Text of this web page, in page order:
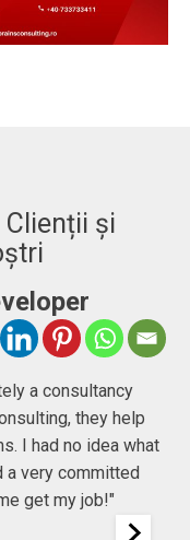
Clienții și
a consultancy
they help
I had no idea what
a very committed
get my job!"